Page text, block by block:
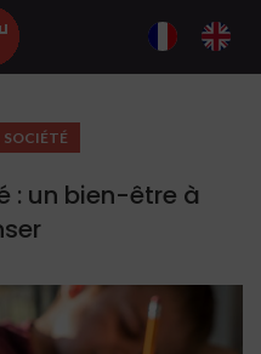
SOCIÉTÉ
: un bien-être à